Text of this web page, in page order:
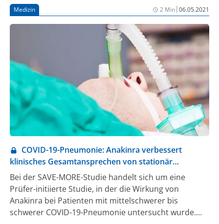
Medizin 2 Min|06.05.2021
COVID-19-Pneumonie: Anakinra verbessert
klinisches Gesamtansprechen von stationär
behandelten Patienten
Bei der SAVE-MORE-Studie handelt sich um eine
Prüfer-initiierte Studie, in der die Wirkung von
Anakinra bei Patienten mit mittelschwerer bis
schwerer COVID-19-Pneumonie untersucht wurde.